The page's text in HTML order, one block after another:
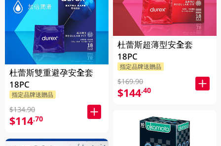
杜蕾斯雙重避孕安全套
18PC
指定品牌送贈品
$134.90
$114.70
杜蕾斯超薄型安全套
18PC
指定品牌送贈品
$169.90
$144.40